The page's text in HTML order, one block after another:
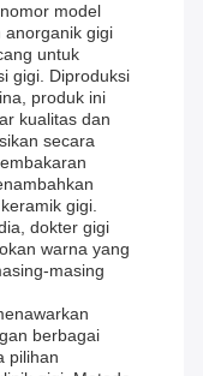
model
anorganik gigi
untuk
gigi. Diproduksi
produk ini
kualitas dan
secara
gigi.
dokter gigi
warna yang
masing
berbagai
pilihan